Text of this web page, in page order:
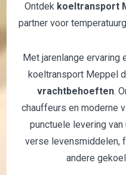
Ontdek koeltransport
partner voor
Met jarenlange ervaring
koeltransport Meppel
vrachtbehoeften.
chauffeurs en moderne
punctuele levering
verse levensmiddelen,
andere